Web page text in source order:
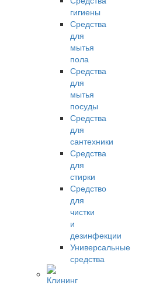
гигиены
Средства
для
мытья
пола
Средства
для
мытья
посуды
Средства
для
сантехники
Средства
для
стирки
Средство
для
чистки
и
дезинфекции
Универсальные
средства